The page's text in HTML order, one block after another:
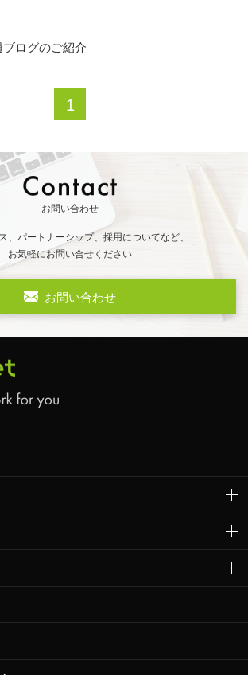
ブログのご紹介
1
お問い合わせ
、パートナーシップ、採用についてなど、
お気軽にお問い合せください
お問い合わせ